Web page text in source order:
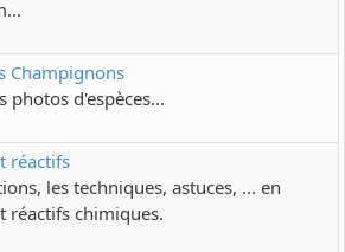
Champignons
photos d'espèces...
réactifs
les techniques, astuces, ... en
réactifs chimiques.